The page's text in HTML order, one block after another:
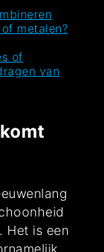
metalen?
of
van
Het is een